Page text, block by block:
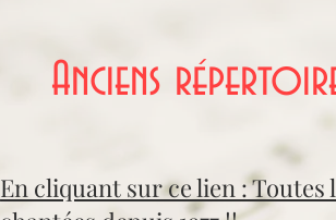
Anciens
En cliquant sur ce lien : Toutes